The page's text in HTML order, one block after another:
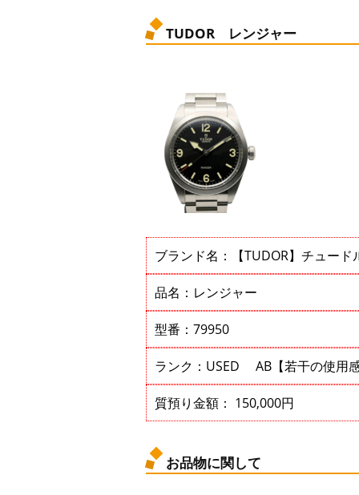
TUDOR レンジャー
ブランド名：【TUDOR】チュード
品名：レンジャー
型番：79950
ランク：USED AB【若干の使用感
質預り金額： 150,000円
お品物に関して